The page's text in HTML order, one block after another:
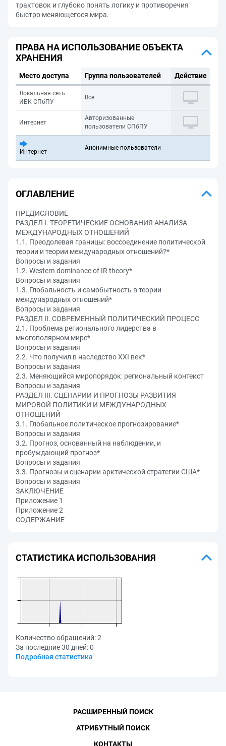
трактовок и глубоко понять логику и противоречия
быстро меняющегося мира.
ПРАВА НА ИСПОЛЬЗОВАНИЕ ОБЪЕКТА
ХРАНЕНИЯ
Место доступа Группа пользователей Действие
Локальная сеть
ИБК СПбПУ
Все
Интернет
Авторизованные
пользователи СПбПУ
Интернет
Анонимные пользователи
ОГЛАВЛЕНИЕ
ПРЕДИСЛОВИЕ
РАЗДЕЛ I. ТЕОРЕТИЧЕСКИЕ ОСНОВАНИЯ АНАЛИЗА
МЕЖДУНАРОДНЫХ ОТНОШЕНИЙ
1.1. Преодолевая границы: воссоединение политической
теории и теории международных отношений?*
Вопросы и задания
1.2. Western dominance of IR theory*
Вопросы и задания
1.3. Глобальность и самобытность в теории
международных отношений*
Вопросы и задания
РАЗДЕЛ II. СОВРЕМЕННЫЙ ПОЛИТИЧЕСКИЙ ПРОЦЕСС
2.1. Проблема регионального лидерства в
многополярном мире*
Вопросы и задания
2.2. Что получил в наследство XXI век*
Вопросы и задания
2.3. Меняющийся миропорядок: региональный контекст
Вопросы и задания
РАЗДЕЛ III. СЦЕНАРИИ И ПРОГНОЗЫ РАЗВИТИЯ
МИРОВОЙ ПОЛИТИКИ И МЕЖДУНАРОДНЫХ
ОТНОШЕНИЙ
3.1. Глобальное политическое прогнозирование*
Вопросы и задания
3.2. Прогноз, основанный на наблюдении, и
пробуждающий прогноз*
Вопросы и задания
3.3. Прогнозы и сценарии арктической стратегии США*
Вопросы и задания
ЗАКЛЮЧЕНИЕ
Приложение 1
Приложение 2
СОДЕРЖАНИЕ
СТАТИСТИКА ИСПОЛЬЗОВАНИЯ
Количество обращений:2
За последние 30 дней:0
Подробная статистика
РАСШИРЕННЫЙ ПОИСК
АТРИБУТНЫЙ ПОИСК
КОНТАКТЫ